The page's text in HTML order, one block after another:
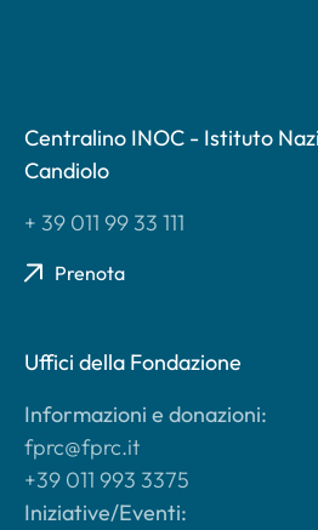
Centralino INOC - Istituto
Candiolo
+ 39 011 99 33 111
Prenota
Uffici della Fondazione
Informazioni e donazioni:
fprc@fprc.it
+39 011 993 3375
Iniziative/Eventi: